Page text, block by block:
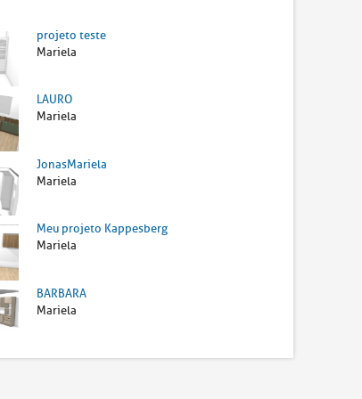
projeto teste
Mariela
LAURO
Mariela
JonasMariela
Mariela
Meu projeto Kappesberg
Mariela
BARBARA
Mariela